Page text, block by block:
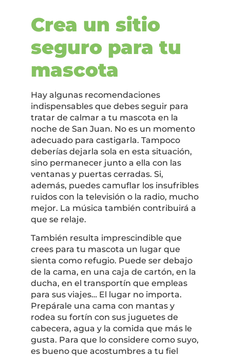
Crea un sitio
seguro para tu
mascota
Hay algunas recomendaciones
indispensables que debes seguir para
tratar de calmar a tu mascota en la
noche de San Juan. No es un momento
adecuado para castigarla. Tampoco
deberías dejarla sola en esta situación,
sino permanecer junto a ella con las
ventanas y puertas cerradas. Si,
además, puedes camuflar los insufribles
ruidos con la televisión o la radio, mucho
mejor. La música también contribuirá a
que se relaje.
También resulta imprescindible que
crees para tu mascota un lugar que
sienta como refugio. Puede ser debajo
de la cama, en una caja de cartón, en la
ducha, en el transportín que empleas
para sus viajes… El lugar no importa.
Prepárale una cama con mantas y
rodea su fortín con sus juguetes de
cabecera, agua y la comida que más le
gusta. Para que lo considere como suyo,
es bueno que acostumbres a tu fiel